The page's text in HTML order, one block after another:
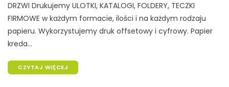
DRZWI Drukujemy ULOTKI, KATALOGI, FOLDERY, TECZKI
FIRMOWE w każdym formacie, ilości i na każdym rodzaju
papieru. Wykorzystujemy druk offsetowy i cyfrowy. Papier
kreda...
CZYTAJ WIĘCEJ